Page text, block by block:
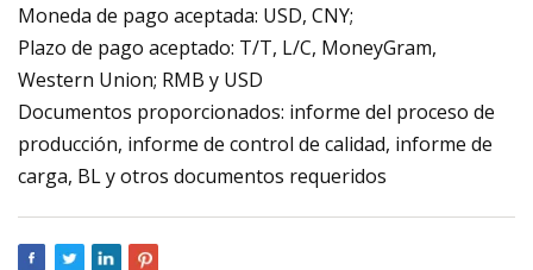
Moneda de pago aceptada: USD, CNY;
Plazo de pago aceptado: T/T, L/C, MoneyGram,
Western Union; RMB y USD
Documentos proporcionados: informe del proceso de
producción, informe de control de calidad, informe de
carga, BL y otros documentos requeridos